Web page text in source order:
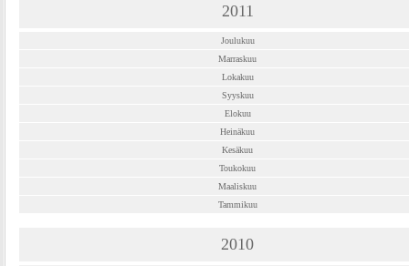
2011
Joulukuu
Marraskuu
Lokakuu
Syyskuu
Elokuu
Heinäkuu
Kesäkuu
Toukokuu
Maaliskuu
Tammikuu
2010